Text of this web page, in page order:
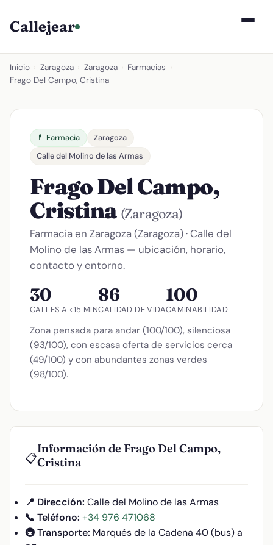
Callejear
Inicio Zaragoza Zaragoza Farmacias
Frago Del Campo, Cristina
💊 Farmacia
Zaragoza
Calle del Molino de las Armas
Frago Del Campo,
Cristina (Zaragoza)
Farmacia en Zaragoza (Zaragoza) · Calle del
Molino de las Armas — ubicación, horario,
contacto y entorno.
30
CALLES A <15 MIN
86
CALIDAD DE VIDA
100
CAMINABILIDAD
Zona pensada para andar (100/100), silenciosa
(93/100), con escasa oferta de servicios cerca
(49/100) y con abundantes zonas verdes
(98/100).
📋
Información de Frago Del Campo,
Cristina
📍 Dirección: Calle del Molino de las Armas
📞 Teléfono: +34 976 471068
🚇 Transporte: Marqués de la Cadena 40 (bus) a